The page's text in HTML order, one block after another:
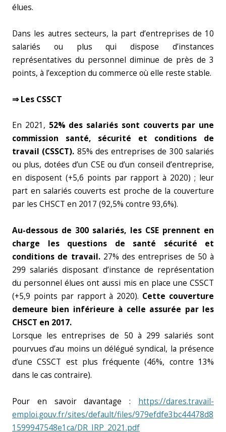
élues.
Dans les autres secteurs, la part d’entreprises de 10
salariés ou plus qui dispose d’instances
représentatives du personnel diminue de près de 3
points, à l’exception du commerce où elle reste stable.
⇒ Les CSSCT
En 2021, 52% des salariés sont couverts par une
commission santé, sécurité et conditions de
travail (CSSCT). 85% des entreprises de 300 salariés
ou plus, dotées d’un CSE ou d’un conseil d’entreprise,
en disposent (+5,6 points par rapport à 2020) ; leur
part en salariés couverts est proche de la couverture
par les CHSCT en 2017 (92,5% contre 93,6%).
Au-dessous de 300 salariés, les CSE prennent en
charge les questions de santé sécurité et
conditions de travail.27% des entreprises de 50 à
299 salariés disposant d’instance de représentation
du personnel élues ont aussi mis en place une CSSCT
(+5,9 points par rapport à 2020). Cette couverture
demeure bien inférieure à celle assurée par les
CHSCT en 2017.
Lorsque les entreprises de 50 à 299 salariés sont
pourvues d’au moins un délégué syndical, la présence
d’une CSSCT est plus fréquente (46%, contre 13%
dans le cas contraire).
Pour en savoir davantage : https://dares.travail-
emploi.gouv.fr/sites/default/files/979efdfe3bc44478d8
1599947548e1ca/DR_IRP_2021.pdf